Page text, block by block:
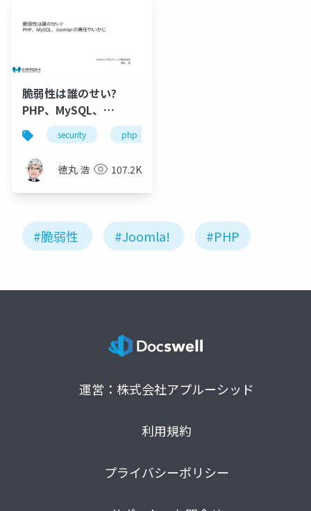
脆弱性は誰のせい?
PHP、MySQL、
Joomla! の責任やいか
に
security php
徳丸 浩 107.2K
#脆弱性 #Joomla! #PHP
運営：株式会社アプルーシッド
利用規約
プライバシーポリシー